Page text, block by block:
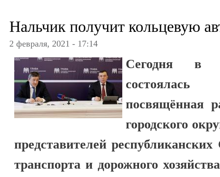
Нальчик получит кольцевую
2 февраля, 2021 - 17:14
Сегодня в
состоялась
посвящённая
городского
представителей
транспорта и дорожного